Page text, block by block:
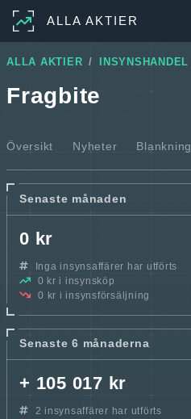
ALLA AKTIER
ALLA AKTIER INSYNSHANDEL
Fragbite
Översikt Nyheter Blankning
Senaste månaden
0 kr
Inga insynsaffärer har utförts
0 kr i insynsköp
0 kr i insynsförsäljning
Senaste 6 månaderna
+ 105 017 kr
2 insynsaffärer har utförts